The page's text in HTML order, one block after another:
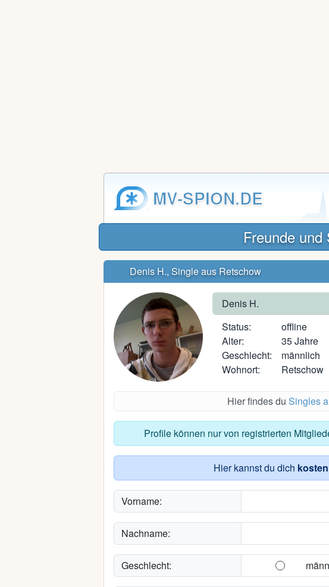
MV-SPION.DE
Freunde und
Denis H., Single aus Retschow
Denis H.
Status:
offline
Alter:
35 Jahre
Geschlecht:
männlich
Wohnort:
Retschow
Hier findes du Singles
Profile können nur von registrierten
Hier kannst du dich
Vorname:
Nachname:
Geschlecht: